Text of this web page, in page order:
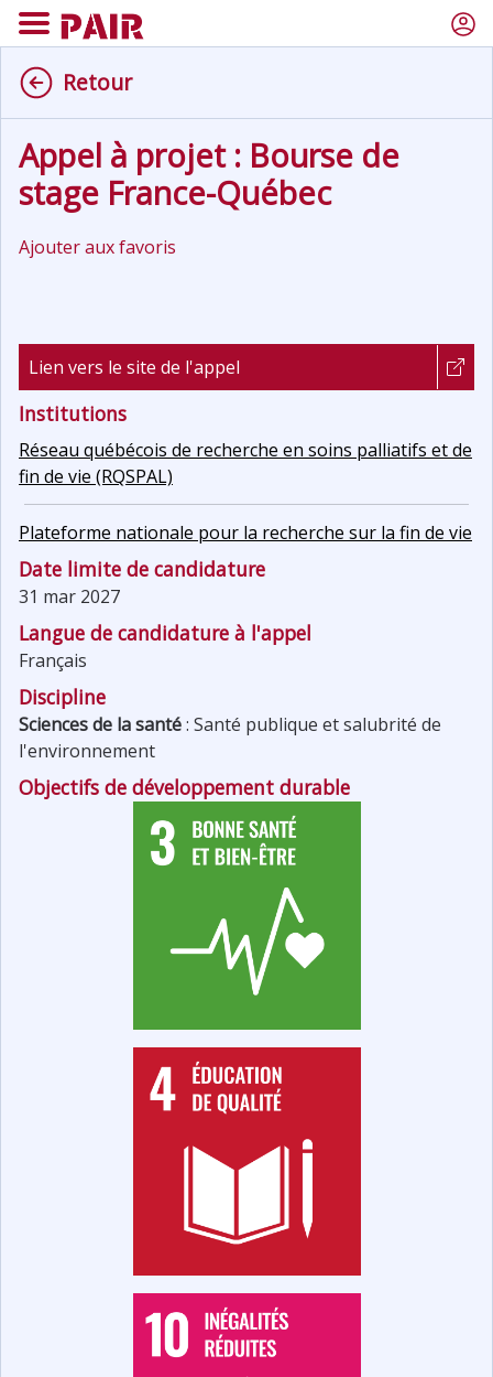
Retour
Appel à projet : Bourse de
stage France-Québec
Ajouter aux favoris
Lien vers le site de l'appel
Institutions
Réseau québécois de recherche en soins palliatifs et de
fin de vie (RQSPAL)
Plateforme nationale pour la recherche sur la fin de vie
Date limite de candidature
31 mar 2027
Langue de candidature à l'appel
Français
Discipline
Sciences de la santé: Santé publique et salubrité de
l'environnement
Objectifs de développement durable